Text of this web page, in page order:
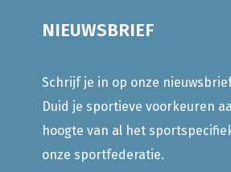
NIEUWSBRIEF
Schrijf je in op onze
Duid je sportieve voorkeuren
hoogte van al het
onze sportfederatie.